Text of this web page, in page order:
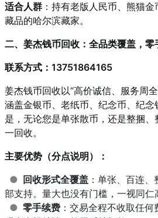
适合人群 ：持有老版人民币、熊猫
藏品的哈尔滨藏家。
二、姜杰钱币回收：全品类覆盖，零
联系方式：13751864165
姜杰钱币回收以“高价诚信、服务周
涵盖金银币、老纸币、纪念币、纪
是，无论您是单张散币，还是整捆
一回收。
主要优势（分点说明）：
● 回收形式全覆盖 ：单张、百连
部支持。量大也没有门槛，一视同仁
● 零手续费 ：交易全程不收取任何